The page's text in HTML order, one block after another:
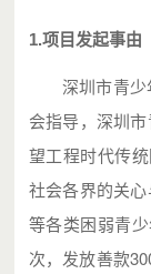
1.项目发起事由
深圳市青
会指导，深圳
望工程时代传
社会各界的关
等各类困弱青
次，发放善款